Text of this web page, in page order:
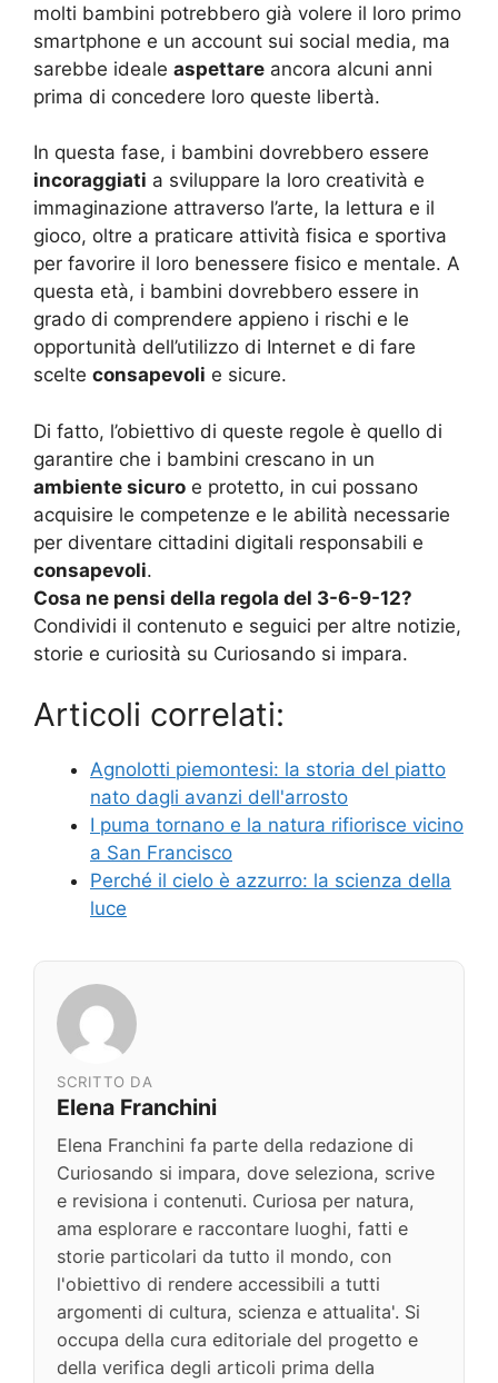
molti bambini potrebbero già volere il loro primo
smartphone e un account sui social media, ma
sarebbe ideale aspettare ancora alcuni anni
prima di concedere loro queste libertà.
In questa fase, i bambini dovrebbero essere
incoraggiati a sviluppare la loro creatività e
immaginazione attraverso l’arte, la lettura e il
gioco, oltre a praticare attività fisica e sportiva
per favorire il loro benessere fisico e mentale. A
questa età, i bambini dovrebbero essere in
grado di comprendere appieno i rischi e le
opportunità dell’utilizzo di Internet e di fare
scelte consapevoli e sicure.
Di fatto, l’obiettivo di queste regole è quello di
garantire che i bambini crescano in un
ambiente sicuro e protetto, in cui possano
acquisire le competenze e le abilità necessarie
per diventare cittadini digitali responsabili e
consapevoli.
Cosa ne pensi della regola del 3-6-9-12?
Condividi il contenuto e seguici per altre notizie,
storie e curiosità su Curiosando si impara.
Articoli correlati:
Agnolotti piemontesi: la storia del piatto
nato dagli avanzi dell'arrosto
I puma tornano e la natura rifiorisce vicino
a San Francisco
Perché il cielo è azzurro: la scienza della
luce
SCRITTO DA
Elena Franchini
Elena Franchini fa parte della redazione di
Curiosando si impara, dove seleziona, scrive
e revisiona i contenuti. Curiosa per natura,
ama esplorare e raccontare luoghi, fatti e
storie particolari da tutto il mondo, con
l'obiettivo di rendere accessibili a tutti
argomenti di cultura, scienza e attualita'. Si
occupa della cura editoriale del progetto e
della verifica degli articoli prima della